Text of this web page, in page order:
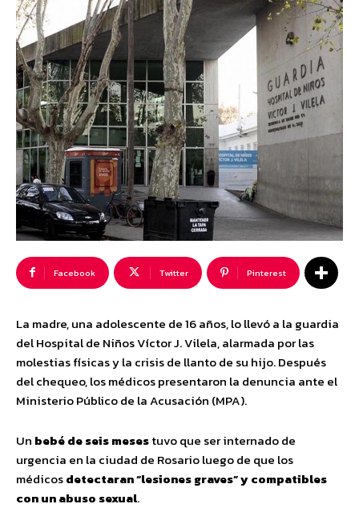
Facebook Twitter Pinterest
La madre, una adolescente de 16 años, lo llevó a la guardia
del Hospital de Niños Víctor J. Vilela, alarmada por las
molestias físicas y la crisis de llanto de su hijo. Después
del chequeo, los médicos presentaron la denuncia ante el
Ministerio Público de la Acusación (MPA).
Un bebé de seis mesestuvo que ser internado de
urgencia en la ciudad de Rosario luego de que los
médicosdetectaran “lesiones graves” y compatibles
con un abuso sexual.